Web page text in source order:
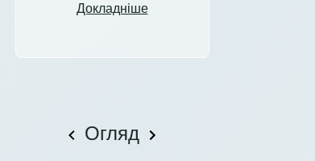
Докладніше
Огляд